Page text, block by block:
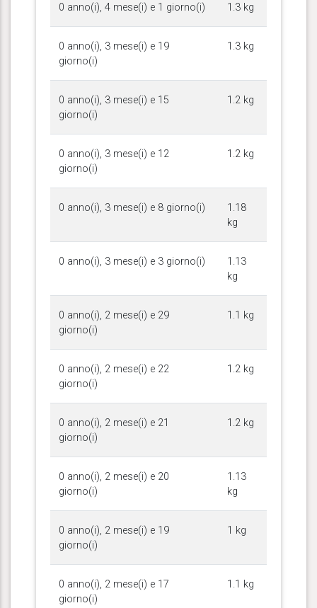
0 anno(i), 4 mese(i) e 1 giorno(i) 1.3 kg
0 anno(i), 3 mese(i) e 19
giorno(i)
1.3 kg
0 anno(i), 3 mese(i) e 15
giorno(i)
1.2 kg
0 anno(i), 3 mese(i) e 12
giorno(i)
1.2 kg
0 anno(i), 3 mese(i) e 8 giorno(i)
1.18
kg
0 anno(i), 3 mese(i) e 3 giorno(i)
1.13
kg
0 anno(i), 2 mese(i) e 29
giorno(i)
1.1 kg
0 anno(i), 2 mese(i) e 22
giorno(i)
1.2 kg
0 anno(i), 2 mese(i) e 21
giorno(i)
1.2 kg
0 anno(i), 2 mese(i) e 20
giorno(i)
1.13
kg
0 anno(i), 2 mese(i) e 19
giorno(i)
1 kg
0 anno(i), 2 mese(i) e 17
giorno(i)
1.1 kg